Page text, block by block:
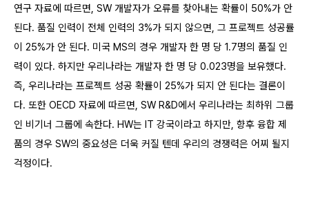
연구 자료에 따르면, SW 개발자가 오류를 찾아내는 확률이 50%가 안
된다. 품질 인력이 전체 인력의 3%가 되지 않으면, 그 프로젝트 성공률
이 25%가 안 된다. 미국 MS의 경우 개발자 한 명 당 1.7명의 품질 인
력이 있다. 하지만 우리나라는 개발자 한 명 당 0.023명을 보유했다.
즉, 우리나라는 프로젝트 성공 확률이 25%가 되지 안 된다는 결론이
다. 또한 OECD 자료에 따르면, SW R&D에서 우리나라는 최하위 그룹
인 비기너 그룹에 속한다. HW는 IT 강국이라고 하지만, 향후 융합 제
품의 경우 SW의 중요성은 더욱 커질 텐데 우리의 경쟁력은 어찌 될지
걱정이다.